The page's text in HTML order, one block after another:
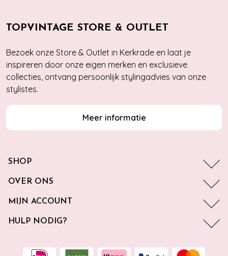
TOPVINTAGE STORE & OUTLET
Bezoek onze Store & Outlet in Kerkrade en laat je
inspireren door onze eigen merken en exclusieve
collecties, ontvang persoonlijk stylingadvies van onze
stylistes.
Meer informatie
SHOP
OVER ONS
MIJN ACCOUNT
HULP NODIG?